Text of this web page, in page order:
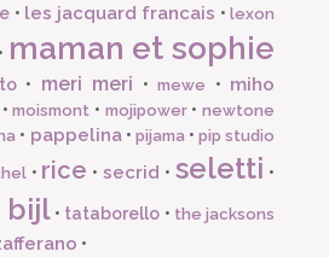
• les jacquard francais •lexon
• maman et sophie
• meri meri •mewe • miho
•moismont • mojipower•newtone
• pappelina• pijama • pip studio
• rice •secrid •seletti •
bijl• tataborello • the jacksons
•